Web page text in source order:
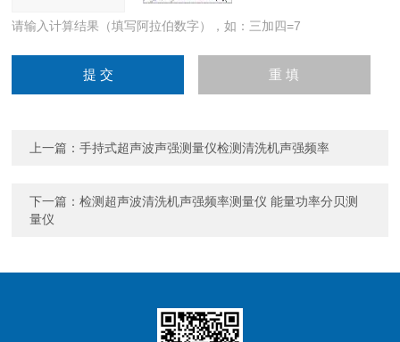
请输入计算结果（填写阿拉伯数字），如：三加四=7
上一篇：手持式超声波声强测量仪检测清洗机声强频率
下一篇：检测超声波清洗机声强频率测量仪 能量功率分贝测
量仪